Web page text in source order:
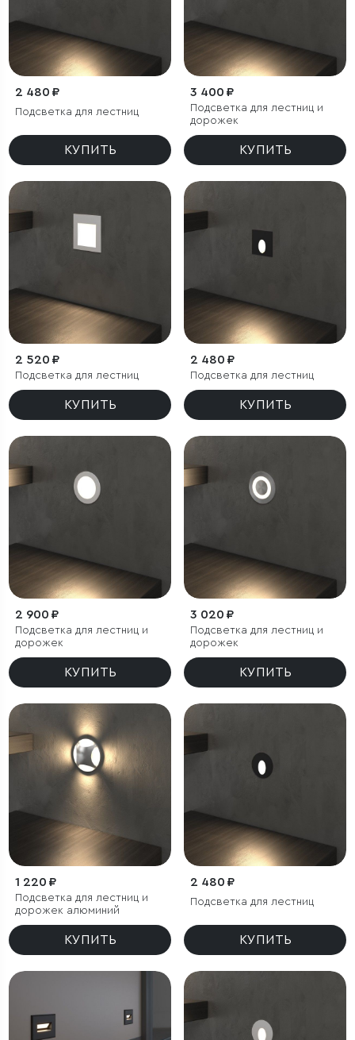
2 480 ₽
Подсветка для лестниц
КУПИТЬ
3 400 ₽
Подсветка для лестниц и
дорожек
КУПИТЬ
2 520 ₽
Подсветка для лестниц
КУПИТЬ
2 480 ₽
Подсветка для лестниц
КУПИТЬ
2 900 ₽
Подсветка для лестниц и
дорожек
КУПИТЬ
3 020 ₽
Подсветка для лестниц и
дорожек
КУПИТЬ
1 220 ₽
Подсветка для лестниц и
дорожек алюминий
КУПИТЬ
2 480 ₽
Подсветка для лестниц
КУПИТЬ